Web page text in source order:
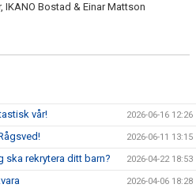
Bostad & Einar Mattson
vår! 2026-06-16 12:26
2026-06-11 13:15
ska rekrytera ditt barn? 2026-04-22 18:53
2026-04-06 18:28